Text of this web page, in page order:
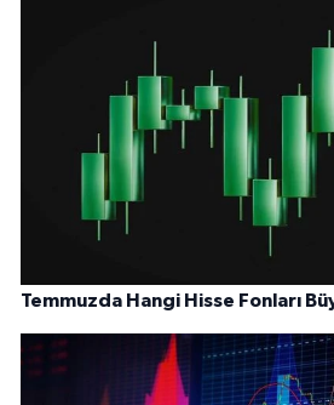
Temmuzda Hangi Hisse Fonları